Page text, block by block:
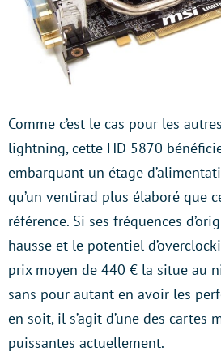
Comme c’est le cas pour les
lightning, cette HD 5870
embarquant un étage
qu’un ventirad plus élaboré que
référence. Si ses fréquences
hausse et le potentiel
prix moyen de 440 € la situe au
sans pour autant en avoir les
en soit, il s’agit d’une des cartes
puissantes actuellement.